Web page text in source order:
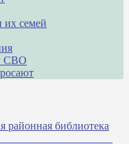
семей
СВО
районная библиотека